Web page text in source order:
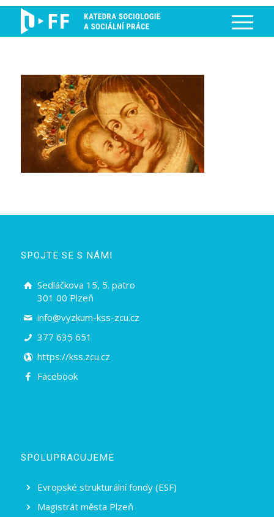
SPOJTE SE S NÁMI
Sedláčkova 15, 5. patro
301 00 Plzeň
info@vyzkum-kss-zcu.cz
377 635 651
https://kss.zcu.cz
Facebook
SPOLUPRACUJEME
Evropské strukturální fondy (ESF)
Magistrát města Plzeň